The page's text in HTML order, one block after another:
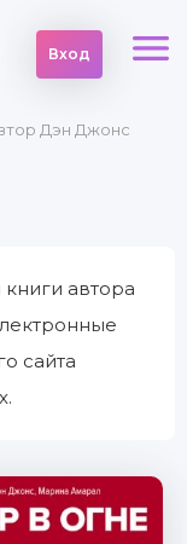
Вход
Дэн Джонс
автора
сайта